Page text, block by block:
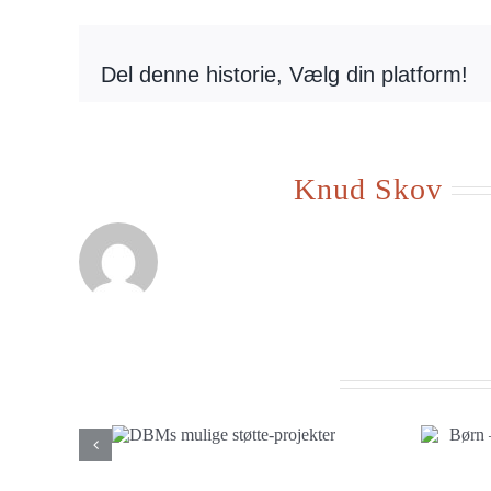
Del denne historie, Vælg din platform!
Knud Skov